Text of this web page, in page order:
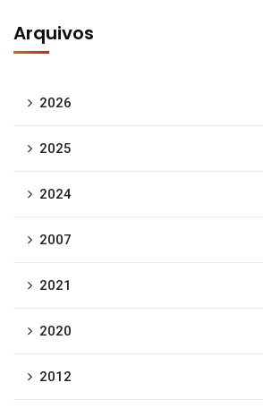
Arquivos
2026
2025
2024
2007
2021
2020
2012